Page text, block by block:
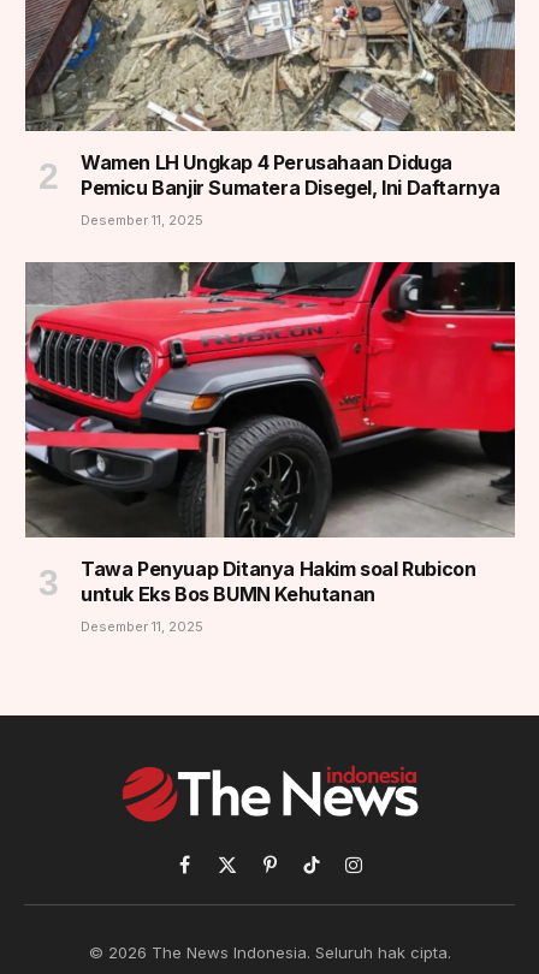
Wamen LH Ungkap 4 Perusahaan Diduga
Pemicu Banjir Sumatera Disegel, Ini Daftarnya
Desember 11, 2025
Tawa Penyuap Ditanya Hakim soal Rubicon
untuk Eks Bos BUMN Kehutanan
Desember 11, 2025
Facebook
X
(Twitter)
PinterestTikTokInstagram
© 2026 The News Indonesia. Seluruh hak cipta.